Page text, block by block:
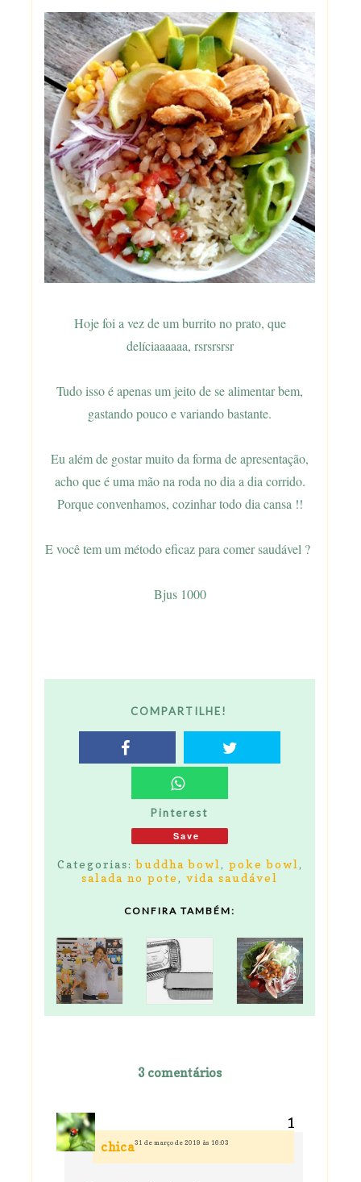
Hoje foi a vez de um burrito no prato, que
delíciaaaaaa, rsrsrsrsr
Tudo isso é apenas um jeito de se alimentar bem,
gastando pouco e variando bastante.
Eu além de gostar muito da forma de apresentação,
acho que é uma mão na roda no dia a dia corrido.
Porque convenhamos, cozinhar todo dia cansa !!
E você tem um método eficaz para comer saudável ?
Bjus 1000
COMPARTILHE!
Pinterest
Save
Categorias:buddha bowl , poke bowl ,
salada no pote , vida saudável
CONFIRA TAMBÉM:
3 comentários
chica31 de março de 2019 às 16:03